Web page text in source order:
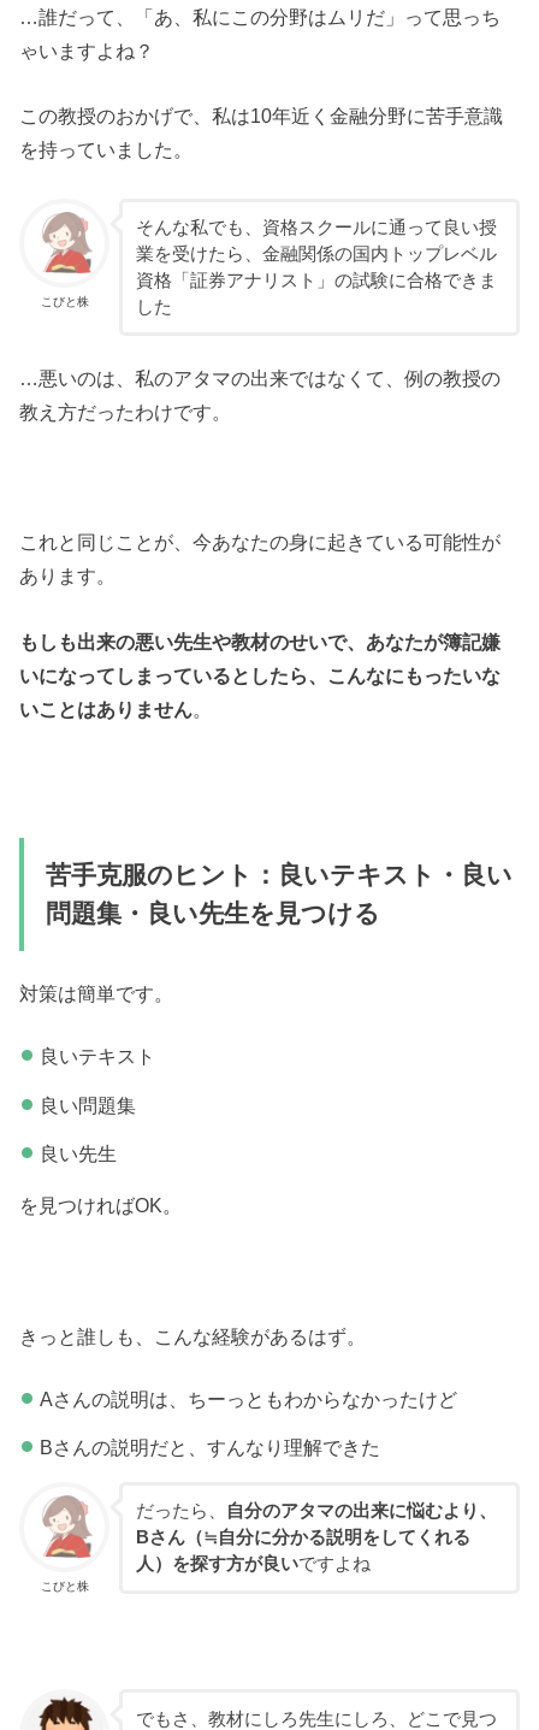
…誰だって、「あ、私にこの分野はムリだ」って思っち
ゃいますよね？
この教授のおかげで、私は10年近く金融分野に苦手意識
を持っていました。
こびと株
そんな私でも、資格スクールに通って良い授
業を受けたら、金融関係の国内トップレベル
資格「証券アナリスト」の試験に合格できま
した
…悪いのは、私のアタマの出来ではなくて、例の教授の
教え方だったわけです。
これと同じことが、今あなたの身に起きている可能性が
あります。
もしも出来の悪い先生や教材のせいで、あなたが簿記嫌
いになってしまっているとしたら、こんなにもったいな
いことはありません。
苦手克服のヒント：良いテキスト・良い
問題集・良い先生を見つける
対策は簡単です。
良いテキスト
良い問題集
良い先生
を見つければOK。
きっと誰しも、こんな経験があるはず。
Aさんの説明は、ちーっともわからなかったけど
Bさんの説明だと、すんなり理解できた
こびと株
だったら、
自分のアタマの出来に悩むより、
Bさん（≒自分に分かる説明をしてくれる
人）を探す方が良いですよね
でもさ、教材にしろ先生にしろ、どこで見つ